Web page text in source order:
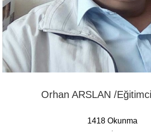
Orhan ARSLAN /
1418 Okunma